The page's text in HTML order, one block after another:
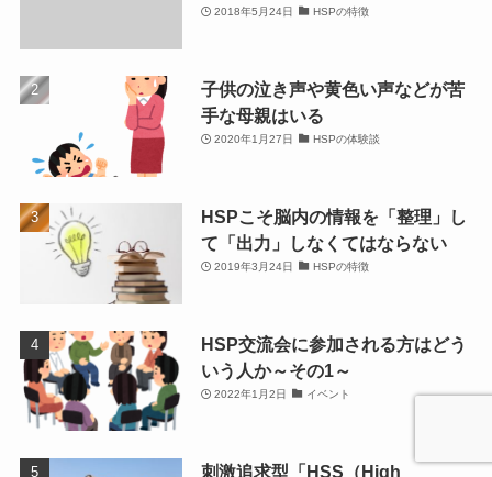
2018年5月24日 HSPの特徴
子供の泣き声や黄色い声などが苦
手な母親はいる
2020年1月27日 HSPの体験談
HSPこそ脳内の情報を「整理」し
て「出力」しなくてはならない
2019年3月24日 HSPの特徴
HSP交流会に参加される方はどう
いう人か～その1～
2022年1月2日 イベント
刺激追求型「HSS（High